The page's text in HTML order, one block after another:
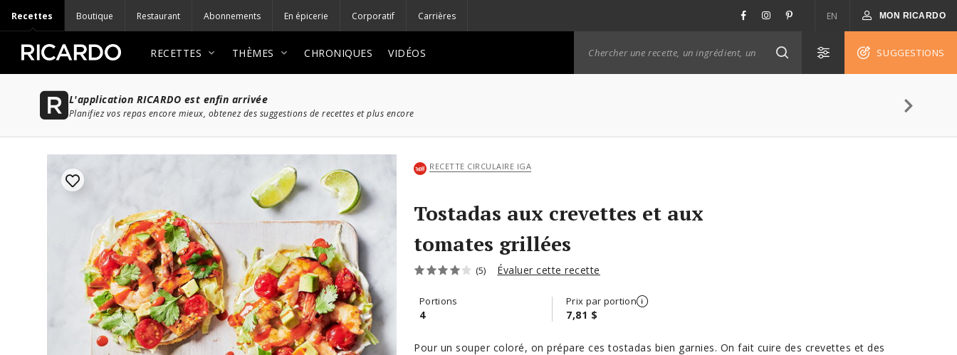
Recettes Boutique Restaurant Abonnements En épicerie Corporatif Carrières EN MON RICARDO
RECETTES THÈMES CHRONIQUES VIDÉOS SUGGESTIONS
L'application RICARDO est enfin arrivée
Planifiez vos repas encore mieux, obtenez des suggestions de recettes et plus encore
RECETTE CIRCULAIRE IGA
Tostadas aux crevettes et aux
tomates grillées
(5) Évaluer cette recette
Portions
4
Prix par portion
7,81 $
Pour un souper coloré, on prépare ces tostadas bien garnies. On fait cuire des crevettes et des